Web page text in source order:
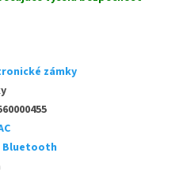
zámky
Bluetooth